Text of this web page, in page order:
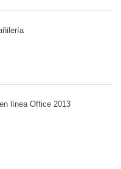
línea Office 2013